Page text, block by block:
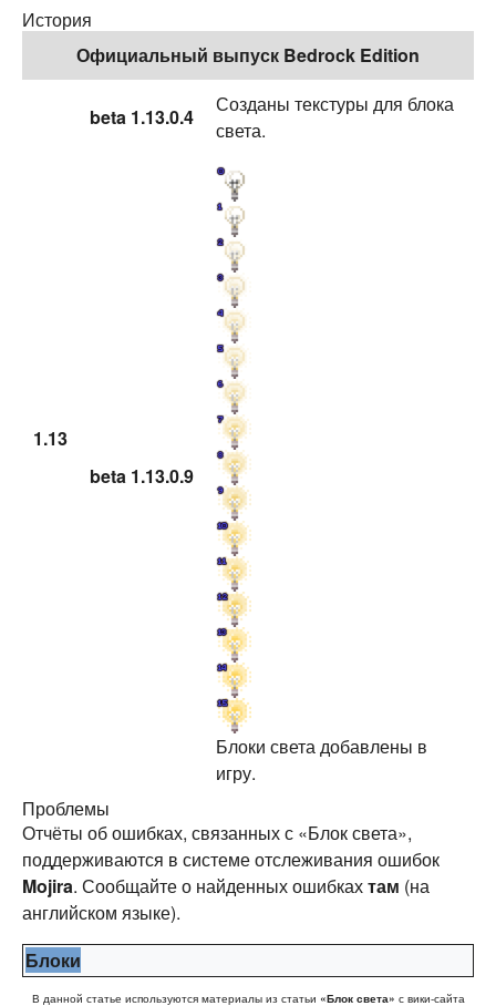
История
Официальный выпуск Bedrock Edition
1.13
beta 1.13.0.4
Созданы текстуры для блока
света.
beta 1.13.0.9
Блоки света добавлены в
игру.
Проблемы
Отчёты об ошибках, связанных с «Блок света»,
поддерживаются в системе отслеживания ошибок
Mojira. Сообщайте о найденных ошибкахтам (на
английском языке).
Блоки
В данной статье используются материалы из статьи «Блок света» с вики-сайта